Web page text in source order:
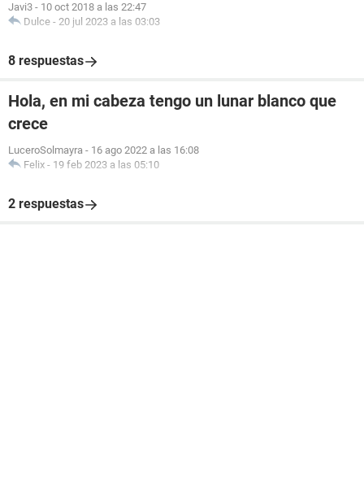
Javi3 - 10 oct 2018 a las 22:47
Dulce - 20 jul 2023 a las 03:03
8 respuestas
Hola, en mi cabeza tengo un lunar blanco que
crece
LuceroSolmayra - 16 ago 2022 a las 16:08
Felix - 19 feb 2023 a las 05:10
2 respuestas